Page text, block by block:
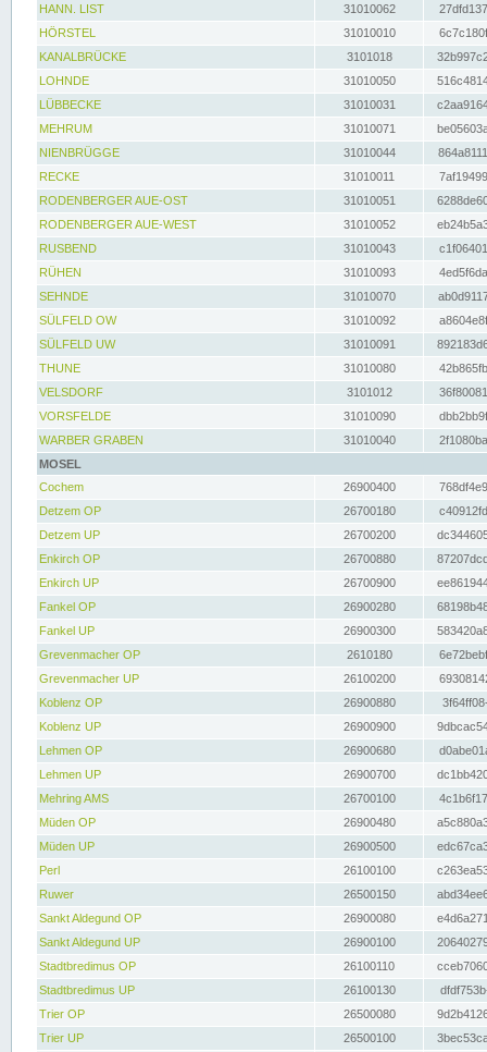
HANN. LIST
31010062
HÖRSTEL
31010010
KANALBRÜCKE
3101018
LOHNDE
31010050
LÜBBECKE
31010031
MEHRUM
31010071
NIENBRÜGGE
31010044
RECKE
31010011
RODENBERGER AUE-OST
31010051
RODENBERGER AUE-WEST
31010052
RUSBEND
31010043
RÜHEN
31010093
SEHNDE
31010070
SÜLFELD OW
31010092
SÜLFELD UW
31010091
THUNE
31010080
VELSDORF
3101012
VORSFELDE
31010090
WARBER GRABEN
31010040
MOSEL
Cochem
26900400
Detzem OP
26700180
Detzem UP
26700200
Enkirch OP
26700880
Enkirch UP
26700900
Fankel OP
26900280
Fankel UP
26900300
Grevenmacher OP
2610180
Grevenmacher UP
26100200
Koblenz OP
26900880
Koblenz UP
26900900
Lehmen OP
26900680
Lehmen UP
26900700
Mehring AMS
26700100
Müden OP
26900480
Müden UP
26900500
Perl
26100100
Ruwer
26500150
Sankt Aldegund OP
26900080
Sankt Aldegund UP
26900100
Stadtbredimus OP
26100110
Stadtbredimus UP
26100130
Trier OP
26500080
Trier UP
26500100